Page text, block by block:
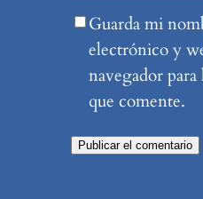
Guarda mi
electrónico y
navegador
que comente.